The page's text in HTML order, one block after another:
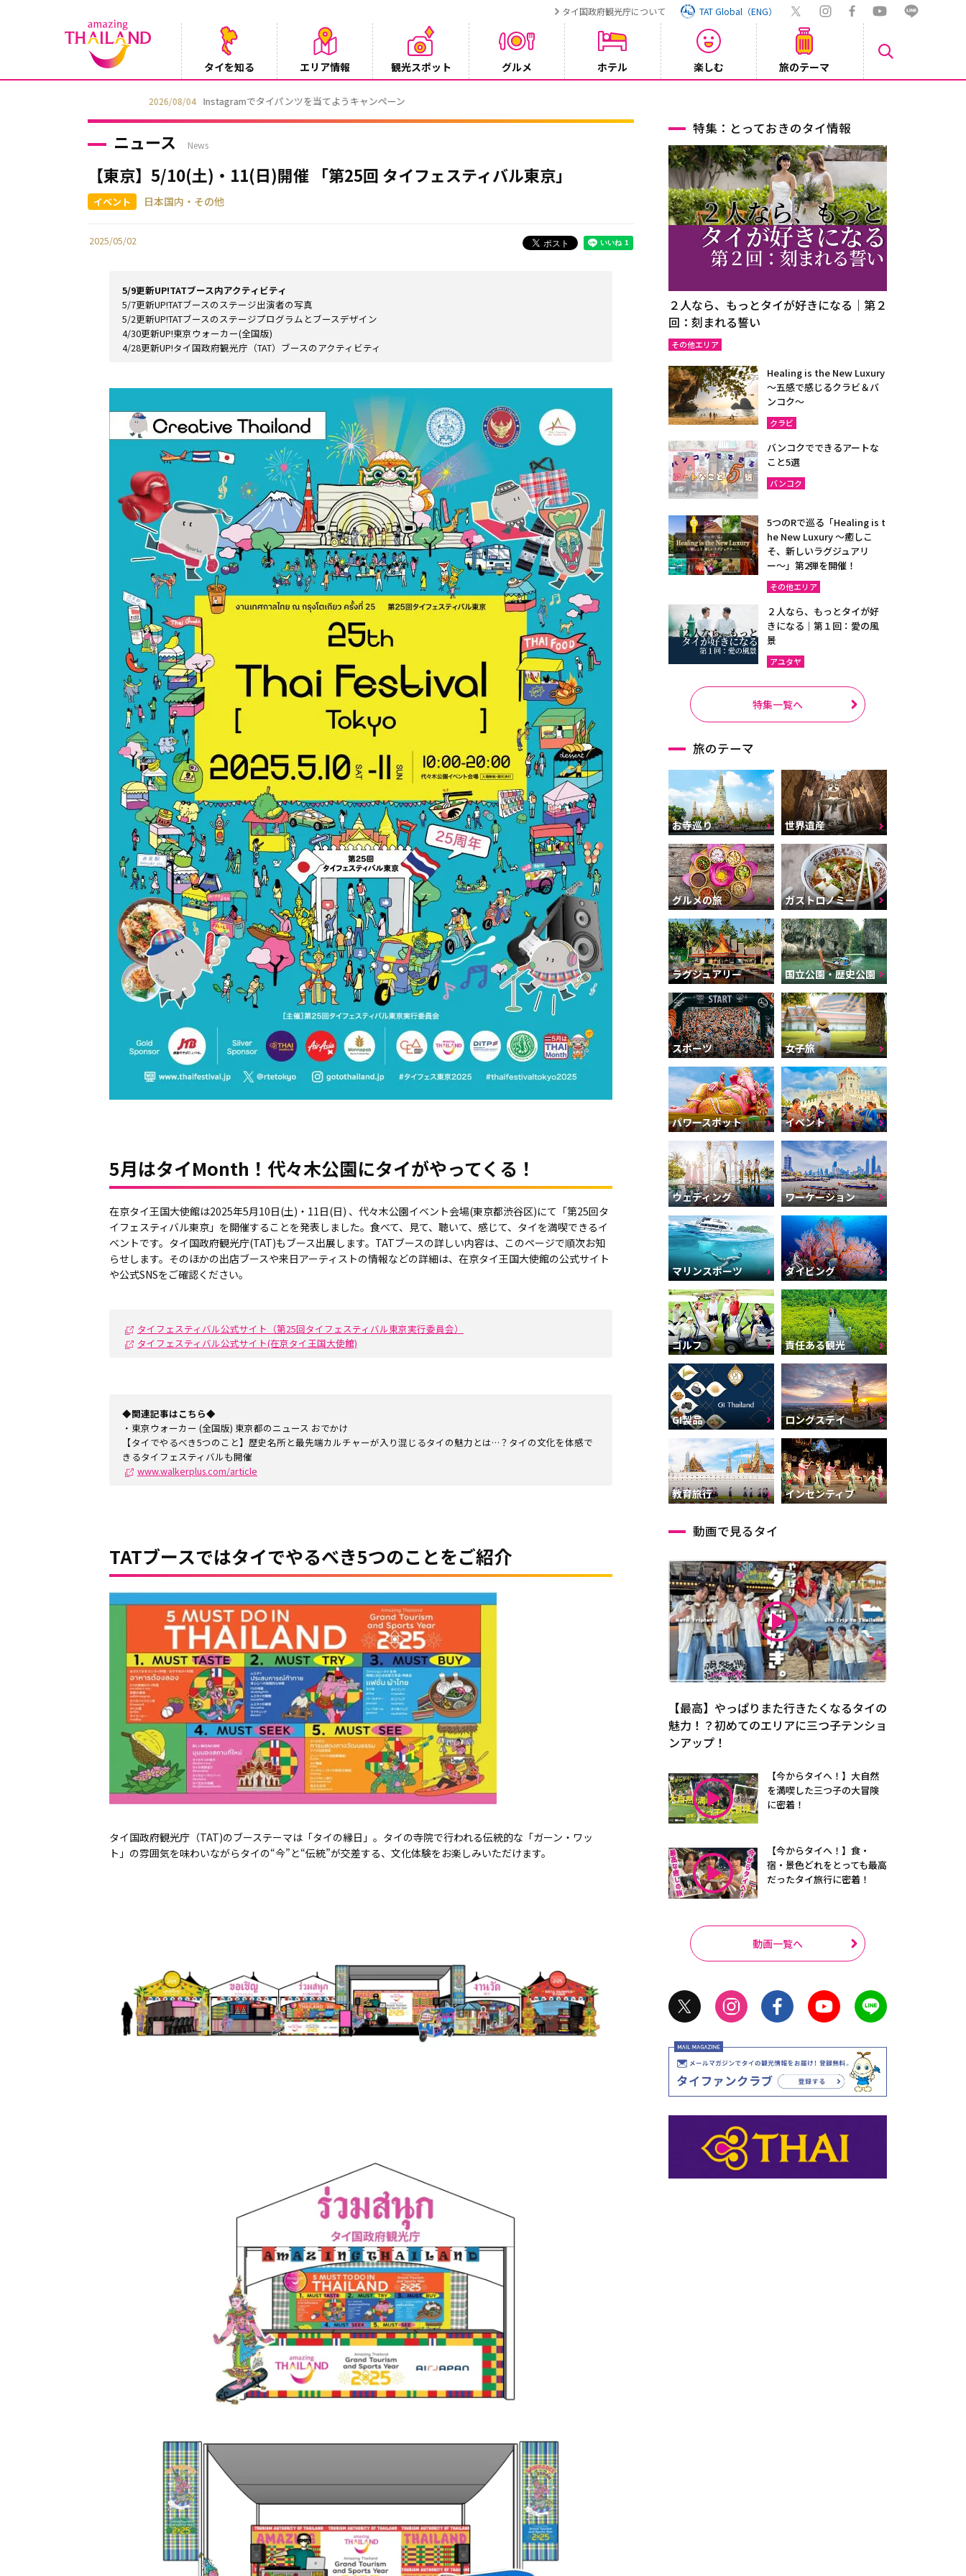
タイ国政府観光庁について TAT Global（ENG）
タイを知る エリア情報 観光スポット グルメ ホテル 楽しむ 旅のテーマ
Instagramでタイパンツを当てようキャンペーン
ニュース News
【東京】5/10(土)・11(日)開催 「第25回 タイフェスティバル東京」
日本国内・その他
2025/05/02
5/9更新UP!TATブース内アクティビティ
5/7更新UP!TATブースのステージ出演者の写真
5/2更新UP!TATブースのステージプログラムとブースデザイン
4/30更新UP!東京ウォーカー(全国版)
4/28更新UP!タイ国政府観光庁（TAT）ブースのアクティビティ
5月はタイMonth！代々木公園にタイがやってくる！
在京タイ王国大使館は2025年5月10日(土)・11日(日) 、代々木公園イベント会場(東京都渋谷区)にて「第25回タ
イフェスティバル東京」を開催することを発表しました。食べて、見て、聴いて、感じて、タイを満喫できるイ
ベントです。タイ国政府観光庁(TAT)もブース出展します。TATブースの詳しい内容は、このページで順次お知
らせします。そのほかの出店ブースや来日アーティストの情報などの詳細は、在京タイ王国大使館の公式サイト
や公式SNSをご確認ください。
タイフェスティバル公式サイト（第25回タイフェスティバル東京実行委員会）
タイフェスティバル公式サイト(在京タイ王国大使館)
◆関連記事はこちら◆
・東京ウォーカー (全国版) 東京都のニュース おでかけ
【タイでやるべき5つのこと】歴史名所と最先端カルチャーが入り混じるタイの魅力とは…？タイの文化を体感で
きるタイフェスティバルも開催
www.walkerplus.com/article
TATブースではタイでやるべき5つのことをご紹介
タイ国政府観光庁（TAT)のブーステーマは「タイの縁日」。タイの寺院で行われる伝統的な「ガーン・ワッ
ト」の雰囲気を味わいながらタイの“今”と“伝統”が交差する、文化体験をお楽しみいただけます。
特集：とっておきのタイ情報
２人なら、もっとタイが好きになる｜第２
回：刻まれる誓い
その他エリア
Healing is the New Luxury
～五感で感じるクラビ＆バ
ンコク～
クラビ
バンコクでできるアートな
こと5選
バンコク
5つのRで巡る「Healing is t
he New Luxury ～癒しこ
そ、新しいラグジュアリ
ー〜」第2弾を開催！
その他エリア
２人なら、もっとタイが好
きになる｜第１回：愛の風
景
アユタヤ
特集一覧へ
旅のテーマ
お寺巡り 世界遺産
グルメの旅 ガストロノミー
ラグジュアリー 国立公園・歴史公園
スポーツ 女子旅
パワースポット イベント
ウェディング ワーケーション
マリンスポーツ ダイビング
ゴルフ 責任ある観光
GI製品 ロングステイ
教育旅行 インセンティブ
動画で見るタイ
【最高】やっぱりまた行きたくなるタイの
魅力！？初めてのエリアに三つ子テンショ
ンアップ！
【今からタイへ！】大自然
を満喫した三つ子の大冒険
に密着！
【今からタイへ！】食・
宿・景色どれをとっても最高
だったタイ旅行に密着！
動画一覧へ